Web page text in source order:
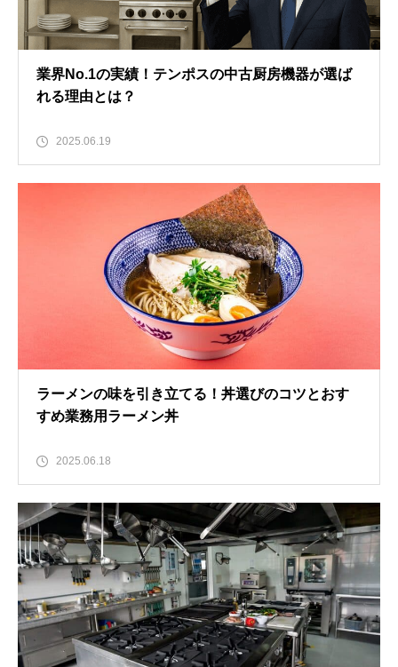
業界No.1の実績！テンポスの中古厨房機器が選ば
れる理由とは？
2025.06.19
ラーメンの味を引き立てる！丼選びのコツとおす
すめ業務用ラーメン丼
2025.06.18